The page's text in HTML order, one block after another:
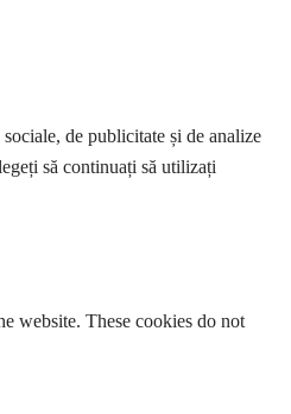
de publicitate și de analize
să continuați să utilizați
website. These cookies do not